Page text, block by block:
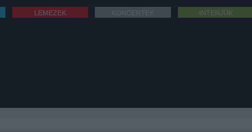
LEMEZEK INTERJÚK